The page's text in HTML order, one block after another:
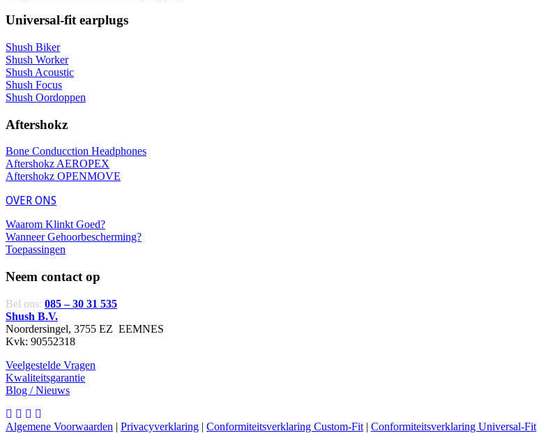
Universal-fit earplugs
Shush Biker
Shush Worker
Shush Acoustic
Shush Focus
Shush Oordoppen
Aftershokz
Bone Conducction Headphones
Aftershokz AEROPEX
Aftershokz OPENMOVE
OVER ONS
Waarom Klinkt Goed?
Wanneer Gehoorbescherming?
Toepassingen
Neem contact op
Bel ons: 085 – 30 31 535
Shush B.V.
Noordersingel, 3755 EZ EEMNES
Kvk: 90552318
Veelgestelde Vragen
Kwaliteitsgarantie
Blog / Nieuws
Algemene Voorwaarden | Privacyverklaring | Conformiteitsverklaring Custom-Fit | Conformiteitsverklaring Universal-Fit